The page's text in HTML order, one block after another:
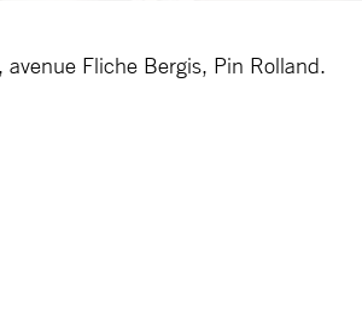
Fliche Bergis, Pin Rolland.